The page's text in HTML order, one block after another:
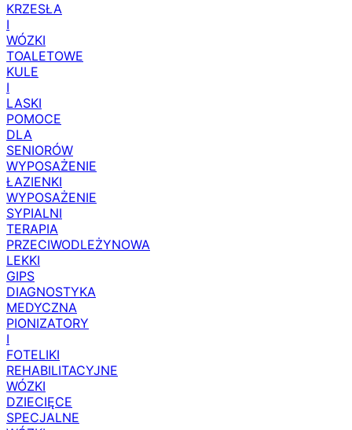
KRZESŁA
I
WÓZKI
TOALETOWE
KULE
I
LASKI
POMOCE
DLA
SENIORÓW
WYPOSAŻENIE
ŁAZIENKI
WYPOSAŻENIE
SYPIALNI
TERAPIA
PRZECIWODLEŻYNOWA
LEKKI
GIPS
DIAGNOSTYKA
MEDYCZNA
PIONIZATORY
I
FOTELIKI
REHABILITACYJNE
WÓZKI
DZIECIĘCE
SPECJALNE